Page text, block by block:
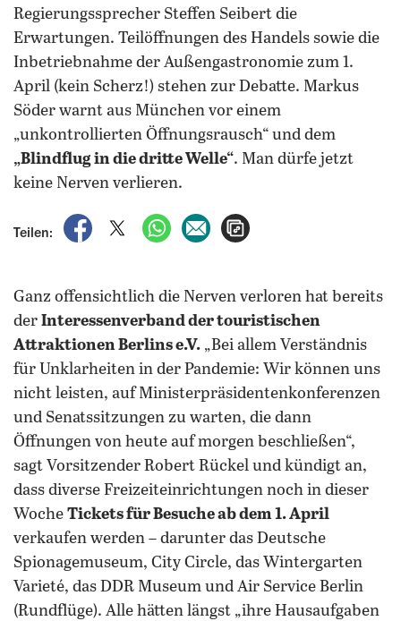
Regierungssprecher Steffen Seibert die
Erwartungen. Teilöffnungen des Handels sowie die
Inbetriebnahme der Außengastronomie zum 1.
April (kein Scherz!) stehen zur Debatte. Markus
Söder warnt aus München vor einem
„unkontrollierten Öffnungsrausch“ und dem
„Blindflug in die dritte Welle“. Man dürfe jetzt
keine Nerven verlieren.
Teilen:
auf Facebook teilen
auf X teilenper WhatsApp teilen
per E-Mail teilen
Ganz offensichtlich die Nerven verloren hat bereits
der Interessenverband der touristischen
Attraktionen Berlins e.V. „Bei allem Verständnis
für Unklarheiten in der Pandemie: Wir können uns
nicht leisten, auf Ministerpräsidentenkonferenzen
und Senatssitzungen zu warten, die dann
Öffnungen von heute auf morgen beschließen“,
sagt Vorsitzender Robert Rückel und kündigt an,
dass diverse Freizeiteinrichtungen noch in dieser
Woche Tickets für Besuche ab dem 1. April
verkaufen werden – darunter das Deutsche
Spionagemuseum, City Circle, das Wintergarten
Varieté, das DDR Museum und Air Service Berlin
(Rundflüge). Alle hätten längst „ihre Hausaufgaben